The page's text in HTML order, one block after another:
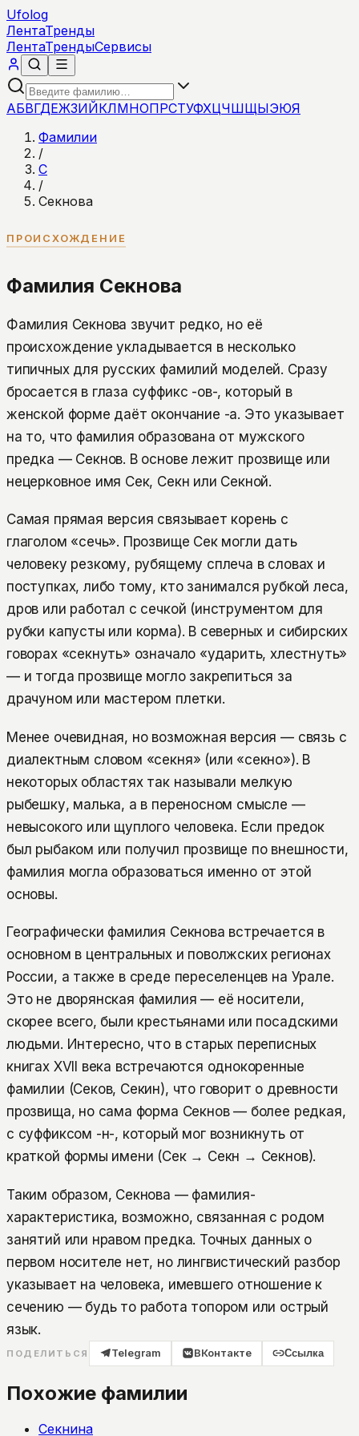
Ufolog
ЛентаТренды
ЛентаТрендыСервисы
АБВГДЕЖЗИЙКЛМНОПРСТУФХЦЧШЩЫЭЮЯ
Фамилии
/
С
/
Секнова
ПРОИСХОЖДЕНИЕ
Фамилия Секнова
Фамилия Секнова звучит редко, но её
происхождение укладывается в несколько
типичных для русских фамилий моделей. Сразу
бросается в глаза суффикс -ов-, который в
женской форме даёт окончание -а. Это указывает
на то, что фамилия образована от мужского
предка — Секнов. В основе лежит прозвище или
нецерковное имя Сек, Секн или Секной.
Самая прямая версия связывает корень с
глаголом «сечь». Прозвище Сек могли дать
человеку резкому, рубящему сплеча в словах и
поступках, либо тому, кто занимался рубкой леса,
дров или работал с сечкой (инструментом для
рубки капусты или корма). В северных и сибирских
говорах «секнуть» означало «ударить, хлестнуть»
— и тогда прозвище могло закрепиться за
драчуном или мастером плетки.
Менее очевидная, но возможная версия — связь с
диалектным словом «секня» (или «секно»). В
некоторых областях так называли мелкую
рыбешку, малька, а в переносном смысле —
невысокого или щуплого человека. Если предок
был рыбаком или получил прозвище по внешности,
фамилия могла образоваться именно от этой
основы.
Географически фамилия Секнова встречается в
основном в центральных и поволжских регионах
России, а также в среде переселенцев на Урале.
Это не дворянская фамилия — её носители,
скорее всего, были крестьянами или посадскими
людьми. Интересно, что в старых переписных
книгах XVII века встречаются однокоренные
фамилии (Секов, Секин), что говорит о древности
прозвища, но сама форма Секнов — более редкая,
с суффиксом -н-, который мог возникнуть от
краткой формы имени (Сек → Секн → Секнов).
Таким образом, Секнова — фамилия-
характеристика, возможно, связанная с родом
занятий или нравом предка. Точных данных о
первом носителе нет, но лингвистический разбор
указывает на человека, имевшего отношение к
сечению — будь то работа топором или острый
язык.
ПОДЕЛИТЬСЯ Telegram ВКонтакте Ссылка
Похожие фамилии
Секнина